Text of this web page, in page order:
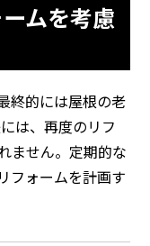
ムを考慮
終的には屋根の老
は、再度のリフ
ません。定期的な
フォームを計画す